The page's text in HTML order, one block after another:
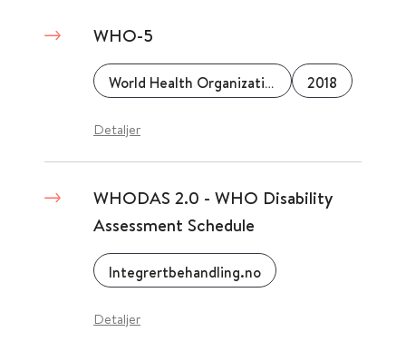
WHO-5
World Health Organization (WHO) 2018
Detaljer
WHODAS 2.0 - WHO Disability
Assessment Schedule
Integrertbehandling.no
Detaljer